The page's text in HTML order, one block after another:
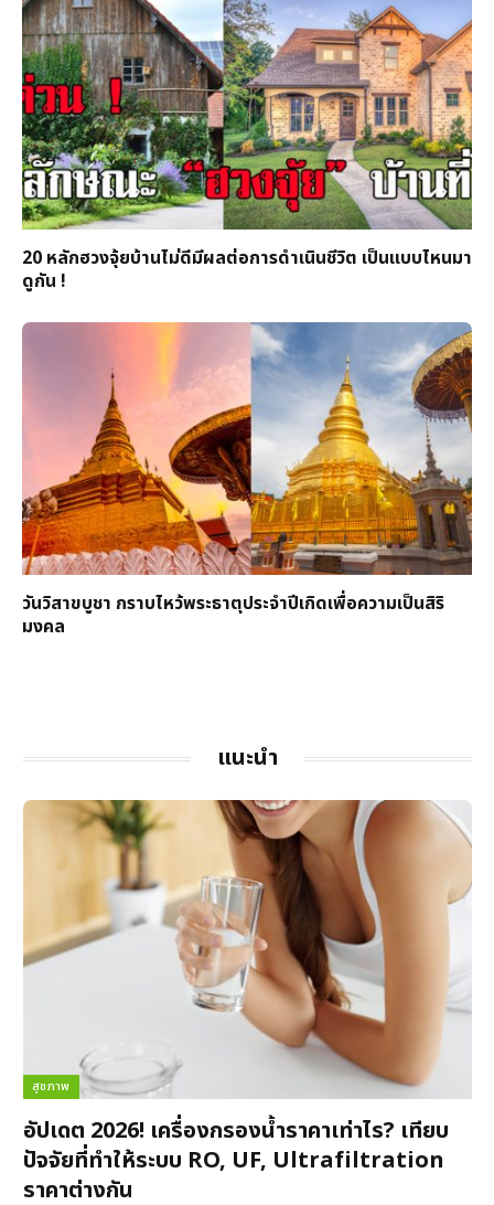
20 หลักฮวงจุ้ยบ้านไม่ดีมีผลต่อการดำเนินชีวิต เป็นแบบไหนมา
ดูกัน !
วันวิสาขบูชา กราบไหว้พระธาตุประจำปีเกิดเพื่อความเป็นสิริ
มงคล
แนะนำ
สุขภาพ
อัปเดต 2026! เครื่องกรองน้ำราคาเท่าไร? เทียบ
ปัจจัยที่ทำให้ระบบ RO, UF, Ultrafiltration
ราคาต่างกัน